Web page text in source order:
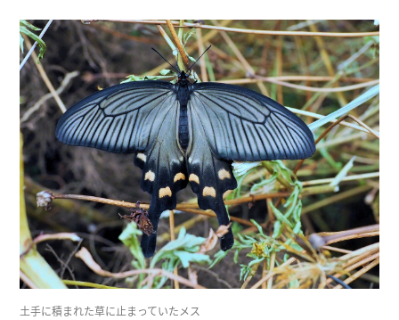
土手に積まれた草に止まっていたメス